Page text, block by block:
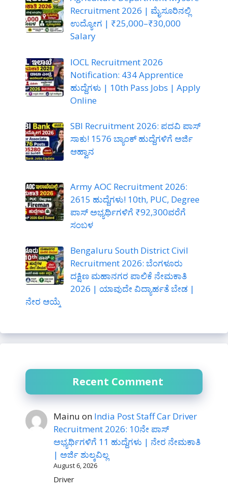
Recruitment 2026 | ಮೈಸೂರಿನಲ್ಲಿ
ಉದ್ಯೋಗ | ₹25,000–₹30,000
Salary
IOCL Recruitment 2026
Notification: 434 Apprentice
ಹುದ್ದೆಗಳು | 10th Pass Jobs | Apply
Online
SBI Recruitment 2026: ಪದವಿ ಪಾಸ್
ಸಾಕು! 1576 ಬ್ಯಾಂಕ್ ಹುದ್ದೆಗಳಿಗೆ ಅರ್ಜಿ
ಆಹ್ವಾನ
Army AOC Recruitment 2026:
2615 ಹುದ್ದೆಗಳು! 10th, PUC, Degree
ಪಾಸ್ ಅಭ್ಯರ್ಥಿಗಳಿಗೆ ₹92,300ವರೆಗೆ
ಸಂಬಳ
Bengaluru South District Civil
Recruitment 2026: ಬೆಂಗಳೂರು
ದಕ್ಷಿಣ ಮಹಾನಗರ ಪಾಲಿಕೆ ನೇಮಕಾತಿ
2026 | ಯಾವುದೇ ವಿದ್ಯಾರ್ಹತೆ ಬೇಡ |
ನೇರ ಆಯ್ಕೆ
Recent Comment
Mainu on India Post Staff Car Driver
Recruitment 2026: 10ನೇ ಪಾಸ್
ಅಭ್ಯರ್ಥಿಗಳಿಗೆ 11 ಹುದ್ದೆಗಳು | ನೇರ ನೇಮಕಾತಿ
| ಅರ್ಜಿ ಶುಲ್ಕವಿಲ್ಲ
August 6, 2026
Driver